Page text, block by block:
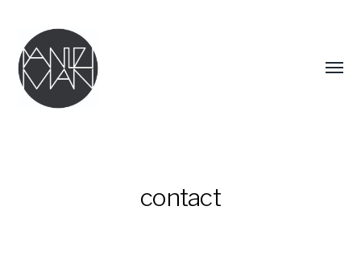
Menü
contact